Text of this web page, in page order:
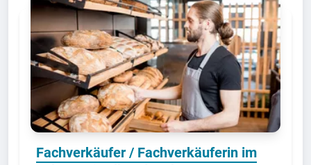
Fachverkäufer / Fachverkäuferin im